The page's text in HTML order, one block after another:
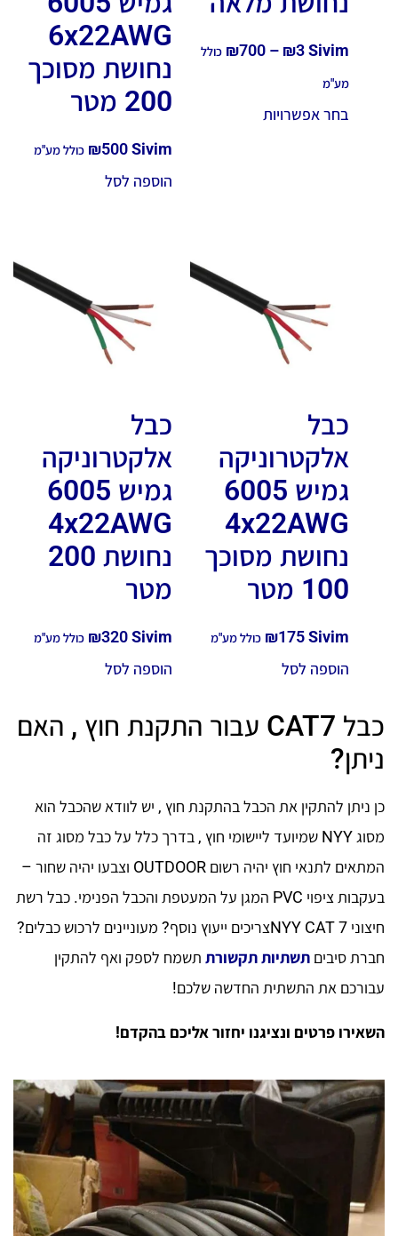
Sivim
₪3
–
₪700 כולל
מע"מ
בחר אפשרויות
6x22AWG
נחושת מסוכך
200 מטר
Sivim
₪500 כולל מע"מ
הוספה לסל
כבל
אלקטרוניקה
גמיש 6005
4x22AWG
נחושת מסוכך
100 מטר
Sivim
₪175 כולל מע"מ
הוספה לסל
כבל
אלקטרוניקה
גמיש 6005
4x22AWG
נחושת 200
מטר
Sivim
₪320 כולל מע"מ
הוספה לסל
כבל CAT7 עבור התקנת חוץ , האם
ניתן?
כן ניתן להתקין את הכבל בהתקנת חוץ , יש לוודא שהכבל הוא
מסוג NYY שמיועד ליישומי חוץ , בדרך כלל על כבל מסוג זה
המתאים לתנאי חוץ יהיה רשום OUTDOOR וצבעו יהיה שחור –
בעקבות ציפוי PVC המגן על המעטפת והכבל הפנימי. כבל רשת
חיצוני NYY CAT 7צריכים ייעוץ נוסף? מעוניינים לרכוש כבלים?
חברת סיבים תשתיות תקשורת תשמח לספק ואף להתקין
עבורכם את התשתית החדשה שלכם!
השאירו פרטים ונציגנו יחזור אליכם בהקדם!